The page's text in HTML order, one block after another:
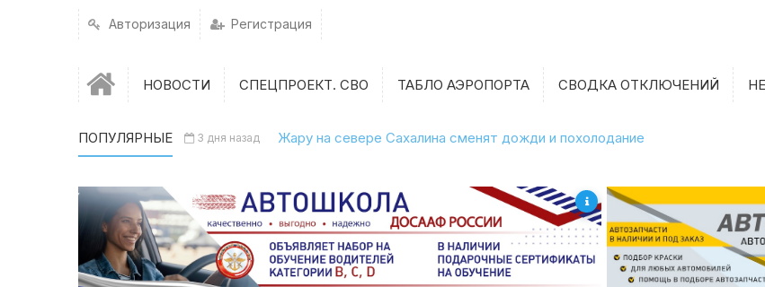
Авторизация Регистрация
НОВОСТИ СПЕЦПРОЕКТ. СВО ТАБЛО АЭРОПОРТА СВОДКА ОТКЛЮЧЕНИЙ
ПОПУЛЯРНЫЕ 3 дня назад Жару на севере Сахалина сменят дожди и похолодание